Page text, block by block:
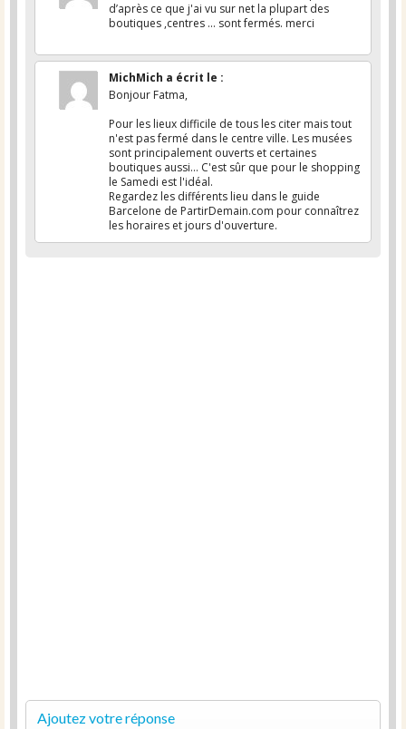
d’après ce que j'ai vu sur net la plupart des
boutiques ,centres ... sont fermés. merci
MichMich a écrit le :
Bonjour Fatma,
Pour les lieux difficile de tous les citer mais tout
n'est pas fermé dans le centre ville. Les musées
sont principalement ouverts et certaines
boutiques aussi... C'est sûr que pour le shopping
le Samedi est l'idéal.
Regardez les différents lieu dans le guide
Barcelone de PartirDemain.com pour connaîtrez
les horaires et jours d'ouverture.
Ajoutez votre réponse